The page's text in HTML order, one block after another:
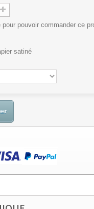
pour pouvoir commander ce
satiné